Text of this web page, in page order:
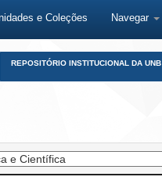
e Coleções Navegar
REPOSITÓRIO INSTITUCIONAL DA UNB